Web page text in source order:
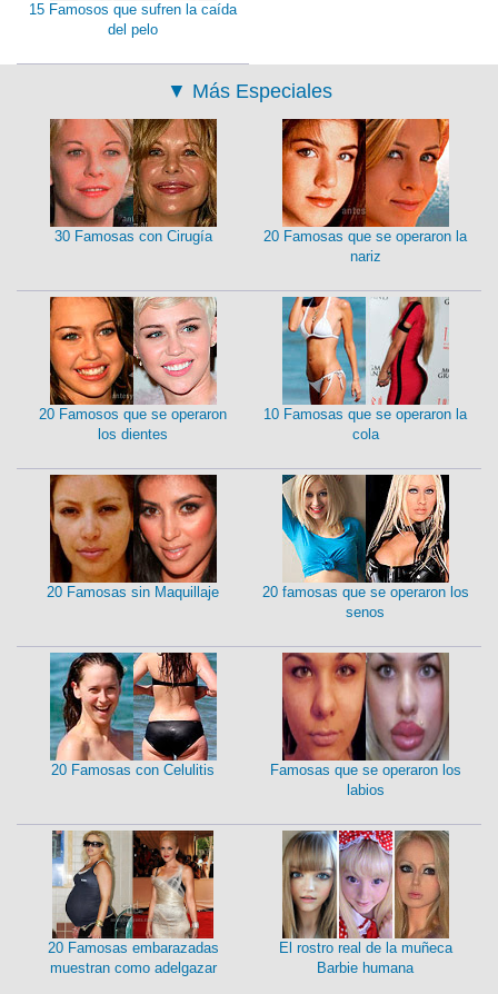
15 Famosos que sufren la caída
del pelo
▼ Más Especiales
30 Famosas con Cirugía
20 Famosas que se operaron la
nariz
20 Famosos que se operaron
los dientes
10 Famosas que se operaron la
cola
20 Famosas sin Maquillaje
20 famosas que se operaron los
senos
20 Famosas con Celulitis
Famosas que se operaron los
labios
20 Famosas embarazadas
muestran como adelgazar
El rostro real de la muñeca
Barbie humana